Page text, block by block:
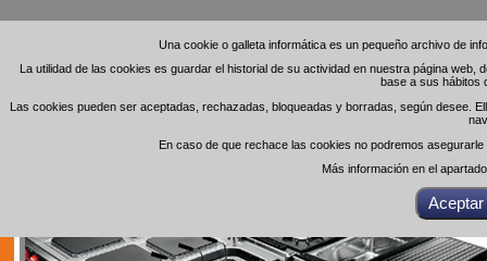
Una cookie o galleta informática es un pequeño archivo de
La utilidad de las cookies es guardar el historial de su actividad en nuestra página
base a sus hábitos
Las cookies pueden ser aceptadas, rechazadas, bloqueadas y borradas, según desee.
En caso de que rechace las cookies no podremos
Más información en el
Una cookie o galleta informática es un pequeño archivo de
La utilidad de las cookies es guardar el historial de su actividad en nuestra página
base a sus hábitos
Las cookies pueden ser aceptadas, rechazadas, bloqueadas y borradas, según desee.
En caso de que rechace las cookies no podremos
Más información en el